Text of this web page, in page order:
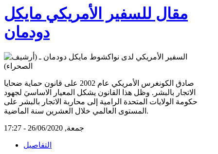
مقال للسفير الأمريكي مايكل
دودمان
صادق الكونغرس الأمريكي عام 2002 على قانون حماية ضحايا
الاتجار بالبشر. وظل هذا القانون يشكل المعيار الاساسيَ لجهود
حكومة الولايات المتحدة الرامية إلى محاربة الاتجار بالبشر على
المستوى العالمي خلال العشرين سنة الماضية.
جمعة, 26/06/2020 - 17:27
التفاصيل